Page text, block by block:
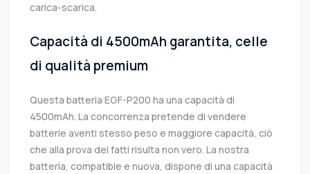
carica-scarica.
Capacità di 4500mAh garantita, celle
di qualità premium
Questa batteria EGF-P200 ha una capacità di
4500mAh. La concorrenza pretende di vendere
batterie aventi stesso peso e maggiore capacità, ciò
che alla prova dei fatti risulta non vero. La nostra
batteria, compatible e nuova, dispone di una capacità